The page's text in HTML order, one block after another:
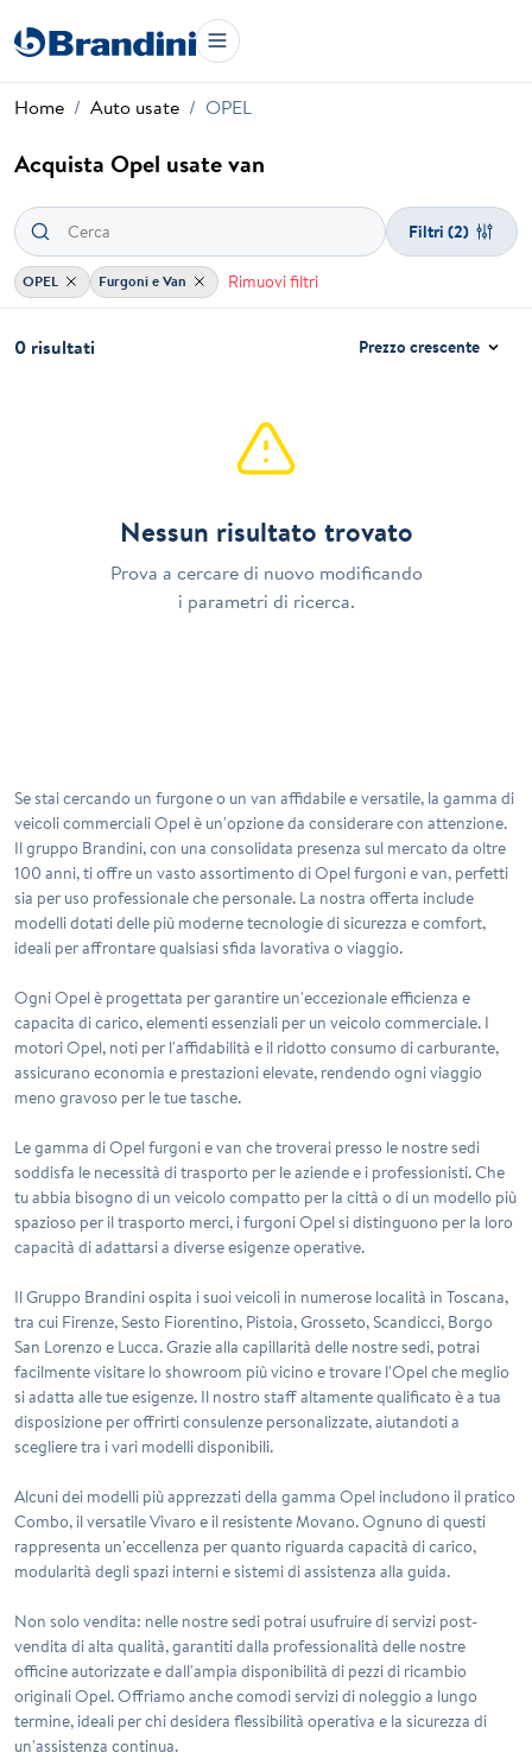
Home Auto usate OPEL
Acquista Opel usate van
Filtri (2)
OPEL Furgoni e Van Rimuovi filtri
0 risultati Prezzo crescente
Nessun risultato trovato
Prova a cercare di nuovo modificando
i parametri di ricerca.
Se stai cercando un furgone o un van affidabile e versatile, la gamma di
veicoli commerciali Opel è un'opzione da considerare con attenzione.
Il gruppo Brandini, con una consolidata presenza sul mercato da oltre
100 anni, ti offre un vasto assortimento di Opel furgoni e van, perfetti
sia per uso professionale che personale. La nostra offerta include
modelli dotati delle più moderne tecnologie di sicurezza e comfort,
ideali per affrontare qualsiasi sfida lavorativa o viaggio.
Ogni Opel è progettata per garantire un'eccezionale efficienza e
capacita di carico, elementi essenziali per un veicolo commerciale. I
motori Opel, noti per l'affidabilità e il ridotto consumo di carburante,
assicurano economia e prestazioni elevate, rendendo ogni viaggio
meno gravoso per le tue tasche.
Le gamma di Opel furgoni e van che troverai presso le nostre sedi
soddisfa le necessità di trasporto per le aziende e i professionisti. Che
tu abbia bisogno di un veicolo compatto per la città o di un modello più
spazioso per il trasporto merci, i furgoni Opel si distinguono per la loro
capacità di adattarsi a diverse esigenze operative.
Il Gruppo Brandini ospita i suoi veicoli in numerose località in Toscana,
tra cui Firenze, Sesto Fiorentino, Pistoia, Grosseto, Scandicci, Borgo
San Lorenzo e Lucca. Grazie alla capillarità delle nostre sedi, potrai
facilmente visitare lo showroom più vicino e trovare l'Opel che meglio
si adatta alle tue esigenze. Il nostro staff altamente qualificato è a tua
disposizione per offrirti consulenze personalizzate, aiutandoti a
scegliere tra i vari modelli disponibili.
Alcuni dei modelli più apprezzati della gamma Opel includono il pratico
Combo, il versatile Vivaro e il resistente Movano. Ognuno di questi
rappresenta un'eccellenza per quanto riguarda capacità di carico,
modularità degli spazi interni e sistemi di assistenza alla guida.
Non solo vendita: nelle nostre sedi potrai usufruire di servizi post-
vendita di alta qualità, garantiti dalla professionalità delle nostre
officine autorizzate e dall'ampia disponibilità di pezzi di ricambio
originali Opel. Offriamo anche comodi servizi di noleggio a lungo
termine, ideali per chi desidera flessibilità operativa e la sicurezza di
un'assistenza continua.